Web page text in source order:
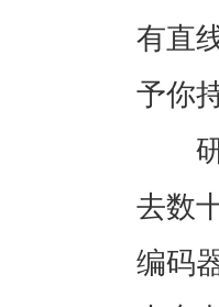
有直
予你
研
去数
编码